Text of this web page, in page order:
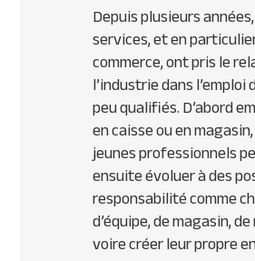
Depuis plusieurs
services, et en
commerce, ont pris le
l’industrie dans l’emploi
peu qualifiés. D’abord
en caisse ou en
jeunes professionnels
ensuite évoluer à des
responsabilité comme
d’équipe, de magasin,
voire créer leur propre